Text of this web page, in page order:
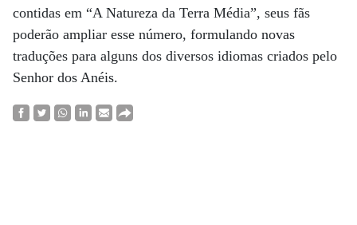
contidas em “A Natureza da Terra Média”, seus fãs
poderão ampliar esse número, formulando novas
traduções para alguns dos diversos idiomas criados pelo
Senhor dos Anéis.